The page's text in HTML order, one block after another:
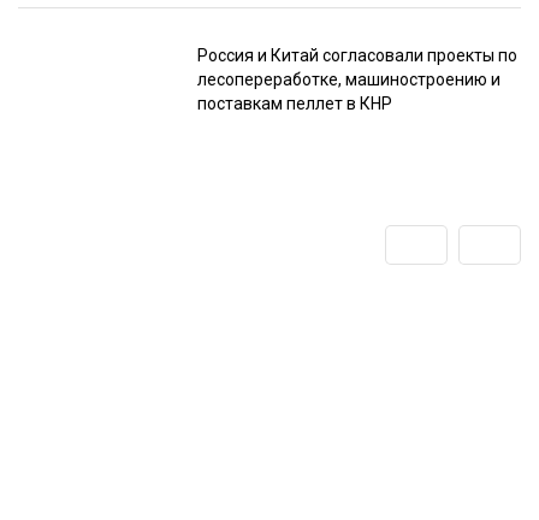
Россия и Китай согласовали проекты по
лесопереработке, машиностроению и
поставкам пеллет в КНР